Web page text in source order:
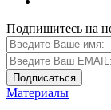
Подпишитесь на
Материалы